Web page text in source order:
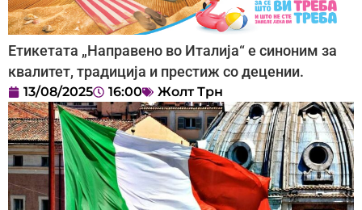
Етикетата „Направено во Италија“ е синоним за
квалитет, традиција и престиж со децении.
13/08/2025 16:00 Жолт Трн